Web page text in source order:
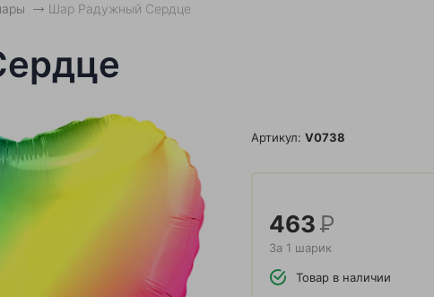
Шар Радужный Сердце
Артикул: V0738
463Р
За 1 шарик
Товар в наличии